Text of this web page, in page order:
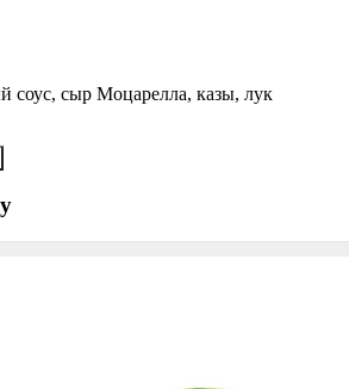
сыр Моцарелла, казы, лук